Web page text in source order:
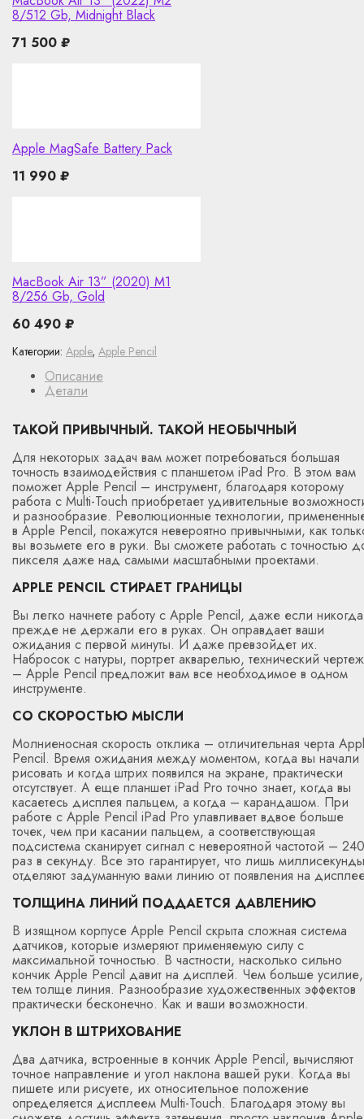
Описание
Детали
ТАКОЙ ПРИВЫЧНЫЙ. ТАКОЙ НЕОБЫЧНЫЙ
Для некоторых задач вам может потребоваться большая
точность взаимодействия с планшетом iPad Pro. В этом вам
поможет Apple Pencil – инструмент, благодаря которому
работа c Multi-Touch приобретает удивительные
и разнообразие. Революционные технологии,
в Apple Pencil, покажутся невероятно привычными, как
вы возьмете его в руки. Вы сможете работать с точностью
пикселя даже над самыми масштабными проектами.
APPLE PENCIL СТИРАЕТ ГРАНИЦЫ
Вы легко начнете работу с Apple Pencil, даже если никогда
прежде не держали его в руках. Он оправдает ваши
ожидания с первой минуты. И даже превзойдет их.
Набросок с натуры, портрет акварелью, технический чертеж
– Apple Pencil предложит вам все необходимое в одном
инструменте.
СО СКОРОСТЬЮ МЫСЛИ
Молниеносная скорость отклика – отличительная черта
Pencil. Время ожидания между моментом, когда вы начали
рисовать и когда штрих появился на экране, практически
отсутствует. А еще планшет iPad Pro точно знает, когда вы
касаетесь дисплея пальцем, а когда – карандашом. При
работе с Apple Pencil iPad Pro улавливает вдвое больше
точек, чем при касании пальцем, а соответствующая
подсистема сканирует сигнал с невероятной частотой – 240
раз в секунду. Все это гарантирует, что лишь миллисекунды
отделяют задуманную вами линию от появления на
ТОЛЩИНА ЛИНИЙ ПОДДАЕТСЯ ДАВЛЕНИЮ
В изящном корпусе Apple Pencil скрыта сложная система
датчиков, которые измеряют применяемую силу с
максимальной точностью. В частности, насколько сильно
кончик Apple Pencil давит на дисплей. Чем больше усилие,
тем толще линия. Разнообразие художественных эффектов
практически бесконечно. Как и ваши возможности.
УКЛОН В ШТРИХОВАНИЕ
Два датчика, встроенные в кончик Apple Pencil, вычисляют
точное направление и угол наклона вашей руки. Когда вы
пишете или рисуете, их относительное положение
определяется дисплеем Multi-Touch. Благодаря этому вы
Категории: Apple, Apple Pencil
8/512 Gb, Midnight Black
71 500 ₽
Apple MagSafe Battery Pack
11 990 ₽
MacBook Air 13” (2020) M1
8/256 Gb, Gold
60 490 ₽